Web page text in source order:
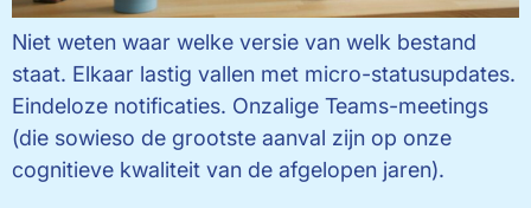
Niet weten waar welke versie van welk bestand
staat. Elkaar lastig vallen met micro-statusupdates.
Eindeloze notificaties. Onzalige Teams-meetings
(die sowieso de grootste aanval zijn op onze
cognitieve kwaliteit van de afgelopen jaren).